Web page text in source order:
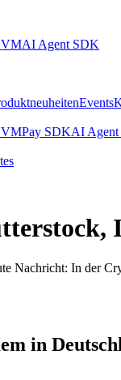
AI Agent SDK
Events
Pay SDKAI
Nachricht: In der
in